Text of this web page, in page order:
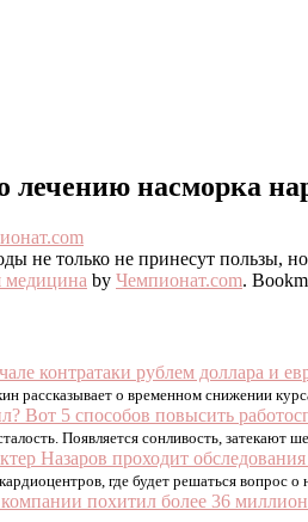
лечению насморка
не только не принесут пользы,
медицина by Чемпионат.com.
рассказывает о временном снижении
Появляется сонливость,
где будет решаться вопрос